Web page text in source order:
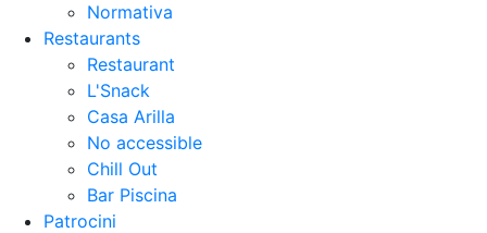
Normativa
Restaurants
Restaurant
L'Snack
Casa Arilla
No accessible
Chill Out
Bar Piscina
Patrocini